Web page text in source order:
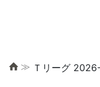
≫ Ｔリーグ